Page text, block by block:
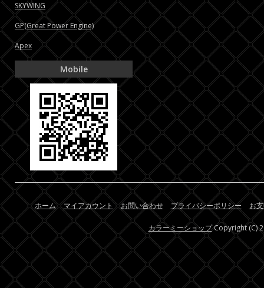
SKYWING
GP(Great Power Engine)
Apex
Mobile
ホーム マイアカウント お問い合わせ プライバシーポリシー お
カラーミーショップCopyright (C)